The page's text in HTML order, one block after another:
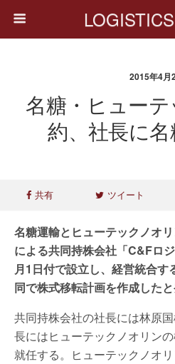
2015年4月
名糖・ヒュー
約、社長に
共有 ツイート
名糖運輸とヒューテックノオ
による共同持株会社「C&Fロ
月1日付で設立し、経営統合す
同で株式移転計画を作成したと
共同持株会社の社長には林原
長にはヒューテックノオリン
就任する。ヒューテックノオ